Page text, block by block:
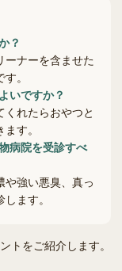
？
ーナーを含ませた
。
いですか？
れたらおやつと
す。
病院を受診すべ
強い悪臭、真っ
ます。
トをご紹介します。